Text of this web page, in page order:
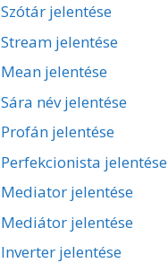
Szótár jelentése
Stream jelentése
Mean jelentése
Sára név jelentése
Profán jelentése
Perfekcionista jelentése
Mediator jelentése
Mediátor jelentése
Inverter jelentése